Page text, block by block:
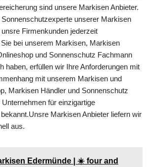
sind unsere Markisen Anbieter.
unserer Markisen
Firmenkunden jederzeit
bei unserem Markisen, Markisen
und Sonnenschutz Fachmann
haben, erfüllen wir Ihre Anforderungen mit
mit unserem Markisen und
Markisen Händler und Sonnenschutz
für einzigartige
Markisen Anbieter liefern wir
aus.
Edermünde | ☀️ four and